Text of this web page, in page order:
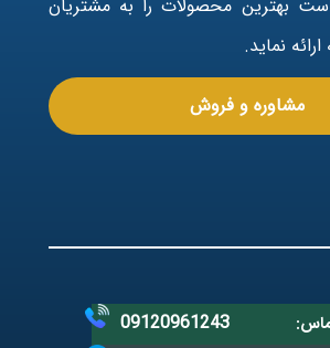
بهترین محصولات را به مشتریان
نماید.
مشاوره و فروش
09120961243